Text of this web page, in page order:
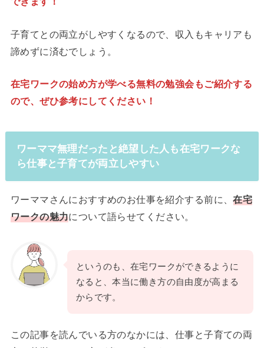
子育てとの両立がしやすくなるので、収入もキャリアも
諦めずに済むでしょう。
在宅ワークの始め方が学べる無料の勉強会もご紹介する
ので、ぜひ参考にしてください！
ワーママ無理だったと絶望した人も在宅ワークな
ら仕事と子育てが両立しやすい
ワーママさんにおすすめのお仕事を紹介する前に、在宅
ワークの魅力について語らせてください。
というのも、在宅ワークができるように
なると、本当に働き方の自由度が高まる
からです。
この記事を読んでいる方のなかには、仕事と子育ての両